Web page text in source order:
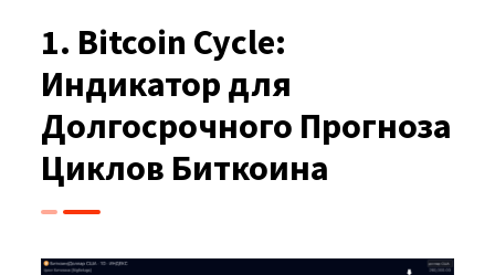
1. Bitcoin Cycle:
Индикатор для
Долгосрочного Прогноза
Циклов Биткоина